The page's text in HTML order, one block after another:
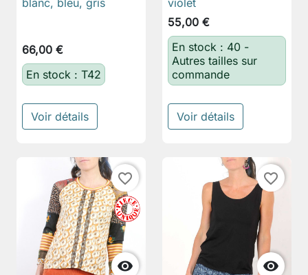
blanc, bleu, gris
66,00 €
En stock : T42
Voir détails
violet
55,00 €
En stock : 40 -
Autres tailles sur
commande
Voir détails

favorite_border

favorite_border